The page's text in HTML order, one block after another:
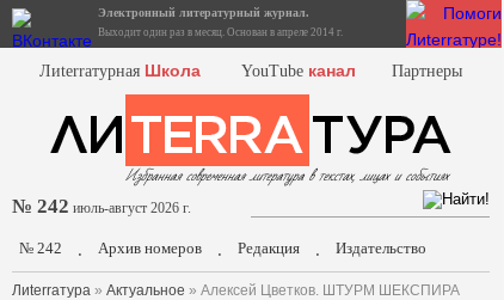
Электронный литературный журнал.
Выходит один раз в месяц. Основан в апреле 2014 г.
Лиterraтурная Школа YouTube канал Партнеры
№ 242 июль-август 2026 г.
№ 242 . Архив номеров . Редакция . Издательство
Лиterraтура » Актуальное » Алексей Цветков. ШТУРМ ШЕКСПИРА